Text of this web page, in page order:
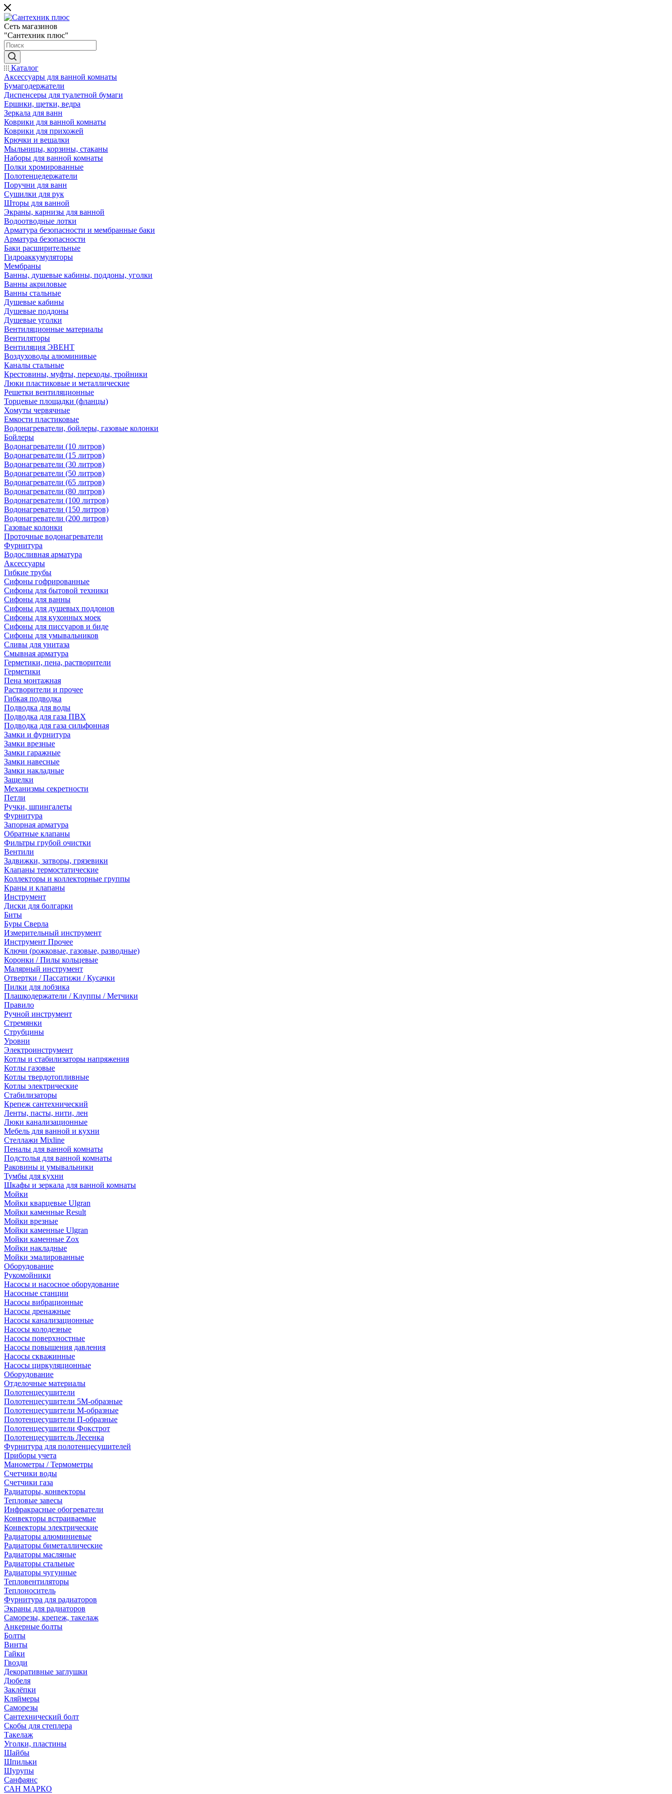
Сеть магазинов
"Сантехник плюс"
Каталог
Аксессуары для ванной комнаты
Бумагодержатели
Диспенсеры для туалетной бумаги
Ершики, щетки, ведра
Зеркала для ванн
Коврики для ванной комнаты
Коврики для прихожей
Крючки и вешалки
Мыльницы, корзины, стаканы
Наборы для ванной комнаты
Полки хромированные
Полотенцедержатели
Поручни для ванн
Сушилки для рук
Шторы для ванной
Экраны, карнизы для ванной
Водоотводные лотки
Арматура безопасности и мембранные баки
Арматура безопасности
Баки расширительные
Гидроаккумуляторы
Мембраны
Ванны, душевые кабины, поддоны, уголки
Ванны акриловые
Ванны стальные
Душевые кабины
Душевые поддоны
Душевые уголки
Вентиляционные материалы
Вентиляторы
Вентиляция ЭВЕНТ
Воздуховоды алюминивые
Каналы стальные
Крестовины, муфты, переходы, тройники
Люки пластиковые и металлические
Решетки вентиляционные
Торцевые площадки (фланцы)
Хомуты червячные
Емкости пластиковые
Водонагреватели, бойлеры, газовые колонки
Бойлеры
Водонагреватели (10 литров)
Водонагреватели (15 литров)
Водонагреватели (30 литров)
Водонагреватели (50 литров)
Водонагреватели (65 литров)
Водонагреватели (80 литров)
Водонагреватели (100 литров)
Водонагреватели (150 литров)
Водонагреватели (200 литров)
Газовые колонки
Проточные водонагреватели
Фурнитура
Водосливная арматура
Аксессуары
Гибкие трубы
Сифоны гофрированные
Сифоны для бытовой техники
Сифоны для ванны
Сифоны для душевых поддонов
Сифоны для кухонных моек
Сифоны для писсуаров и биде
Сифоны для умывальников
Сливы для унитаза
Смывная арматура
Герметики, пена, растворители
Герметики
Пена монтажная
Растворители и прочее
Гибкая подводка
Подводка для воды
Подводка для газа ПВХ
Подводка для газа сильфонная
Замки и фурнитура
Замки врезные
Замки гаражные
Замки навесные
Замки накладные
Защелки
Механизмы секретности
Петли
Ручки, шпингалеты
Фурнитура
Запорная арматура
Обратные клапаны
Фильтры грубой очистки
Вентили
Задвижки, затворы, грязевики
Клапаны термостатические
Коллекторы и коллекторные группы
Краны и клапаны
Инструмент
Диски для болгарки
Биты
Буры Сверла
Измерительный инструмент
Инструмент Прочее
Ключи (рожковые, газовые, разводные)
Коронки / Пилы кольцевые
Малярный инструмент
Отвертки / Пассатижи / Кусачки
Пилки для лобзика
Плашкодержатели / Клуппы / Метчики
Правило
Ручной инструмент
Стремянки
Струбцины
Уровни
Электроинструмент
Котлы и стабилизаторы напряжения
Котлы газовые
Котлы твердотопливные
Котлы электрические
Стабилизаторы
Крепеж сантехнический
Ленты, пасты, нити, лен
Люки канализационные
Мебель для ванной и кухни
Стеллажи Mixline
Пеналы для ванной комнаты
Подстолья для ванной комнаты
Раковины и умывальники
Тумбы для кухни
Шкафы и зеркала для ванной комнаты
Мойки
Мойки кварцевые Ulgran
Мойки каменные Result
Мойки врезные
Мойки каменные Ulgran
Мойки каменные Zox
Мойки накладные
Мойки эмалированные
Оборудование
Рукомойники
Насосы и насосное оборудование
Насосные станции
Насосы вибрационные
Насосы дренажные
Насосы канализационные
Насосы колодезные
Насосы поверхностные
Насосы повышения давления
Насосы скважинные
Насосы циркуляционные
Оборудование
Отделочные материалы
Полотенцесушители
Полотенцесушители 5М-образные
Полотенцесушители М-образные
Полотенцесушители П-образные
Полотенцесушители Фокстрот
Полотенцесушитель Лесенка
Фурнитура для полотенцесушителей
Приборы учета
Манометры / Термометры
Счетчики воды
Счетчики газа
Радиаторы, конвекторы
Тепловые завесы
Инфракрасные обогреватели
Конвекторы встраиваемые
Конвекторы электрические
Радиаторы алюминиевые
Радиаторы биметаллические
Радиаторы масляные
Радиаторы стальные
Радиаторы чугунные
Тепловентиляторы
Теплоноситель
Фурнитура для радиаторов
Экраны для радиаторов
Саморезы, крепеж, такелаж
Анкерные болты
Болты
Винты
Гайки
Гвозди
Декоративные заглушки
Дюбеля
Заклёпки
Кляймеры
Саморезы
Сантехнический болт
Скобы для степлера
Такелаж
Уголки, пластины
Шайбы
Шпильки
Шурупы
Санфаянс
САН МАРКО